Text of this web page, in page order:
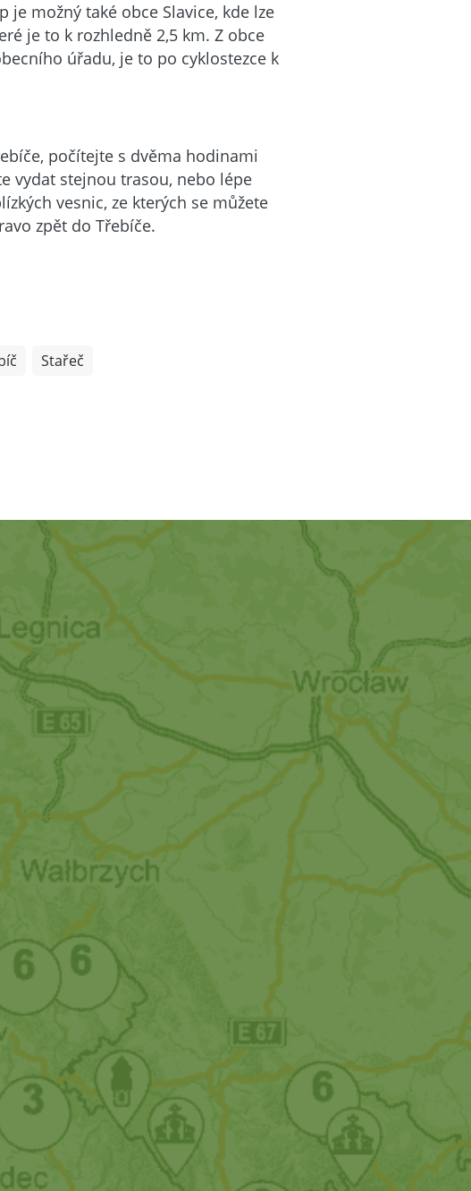
je možný také obce Slavice, kde lze
je to k rozhledně 2,5 km. Z obce
úřadu, je to po cyklostezce k
počítejte s dvěma hodinami
vydat stejnou trasou, nebo lépe
vesnic, ze kterých se můžete
zpět do Třebíče.
Stařeč